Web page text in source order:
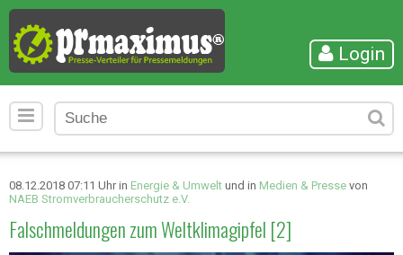
Login
08.12.2018 07:11 Uhr in Energie & Umwelt und in Medien & Presse von
NAEB Stromverbraucherschutz e.V.
Falschmeldungen zum Weltklimagipfel [2]